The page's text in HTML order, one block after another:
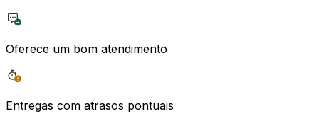
Oferece um bom atendimento
Entregas com atrasos pontuais